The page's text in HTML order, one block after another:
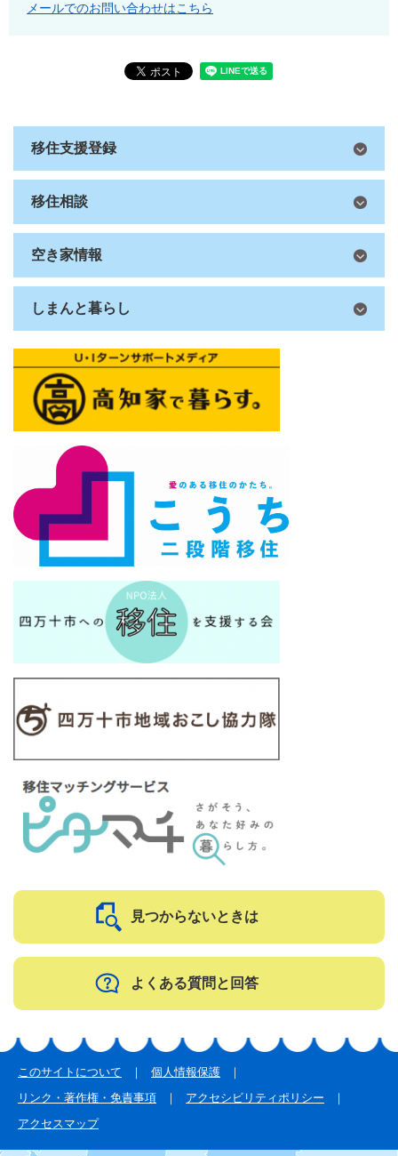
メールでのお問い合わせはこちら
移住支援登録
移住相談
空き家情報
しまんと暮らし
見つからないときは
よくある質問と回答
このサイトについて
個人情報保護
リンク・著作権・免責事項
アクセシビリティポリシー
アクセスマップ